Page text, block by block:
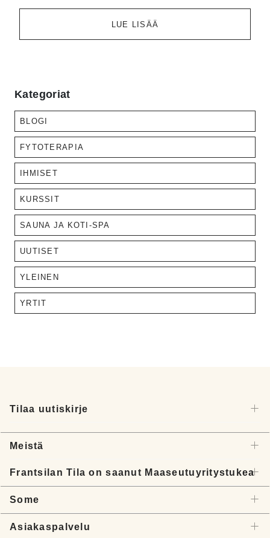
LUE LISÄÄ
Kategoriat
BLOGI
FYTOTERAPIA
IHMISET
KURSSIT
SAUNA JA KOTI-SPA
UUTISET
YLEINEN
YRTIT
Meistä
Frantsilan Tila on saanut Maaseutuyritystukea
Some
Asiakaspalvelu
Tilaa uutiskirje